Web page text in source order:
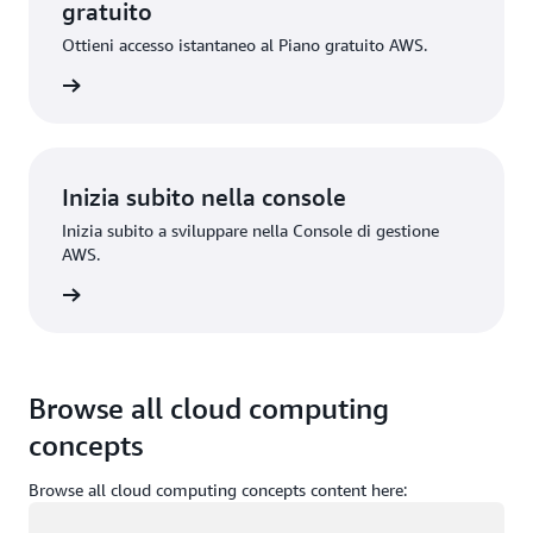
gratuito
Ottieni accesso istantaneo al Piano gratuito AWS.
Inizia subito nella console
Inizia subito a sviluppare nella Console di gestione
AWS.
Browse all cloud computing
concepts
Browse all cloud computing concepts content here: